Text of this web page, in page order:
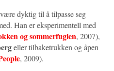
dyktig til å tilpasse seg
Han er eksperimentell med
og sommerfuglen, 2007),
eller tilbaketrukken og åpen
, 2009).